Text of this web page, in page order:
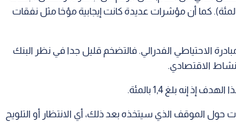
من أدنى مستوى بلغه قبل خمسين عاما (3,7 بالمئة). كما أن مؤشرات عديدة كانت إيجابية مؤخا مثل نفقات
الاحتياطي الفدرالي. فالتضخم قليل جدا في نظر البنك
إنه بلغ 1,4 بالمئة.
الموقف الذي سيتخذه بعد ذلك، أي الانتظار أو التلويح